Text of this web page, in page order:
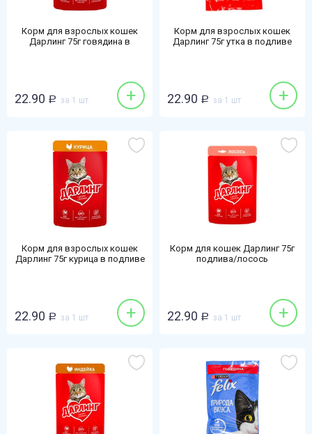
Корм для взрослых кошек
Дарлинг 75г говядина в
22.90 Р за 1 шт +
Корм для взрослых кошек
Дарлинг 75г утка в подливе
22.90 Р за 1 шт +
Корм для взрослых кошек
Дарлинг 75г курица в подливе
22.90 Р за 1 шт +
Корм для кошек Дарлинг 75г
подлива/лосось
22.90 Р за 1 шт +